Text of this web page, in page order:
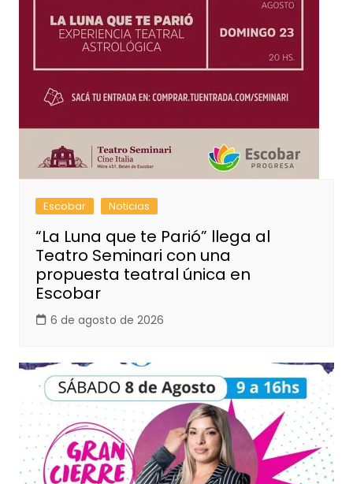
Escobar Noticias
“La Luna que te Parió” llega al
Teatro Seminari con una
propuesta teatral única en
Escobar
6 de agosto de 2026